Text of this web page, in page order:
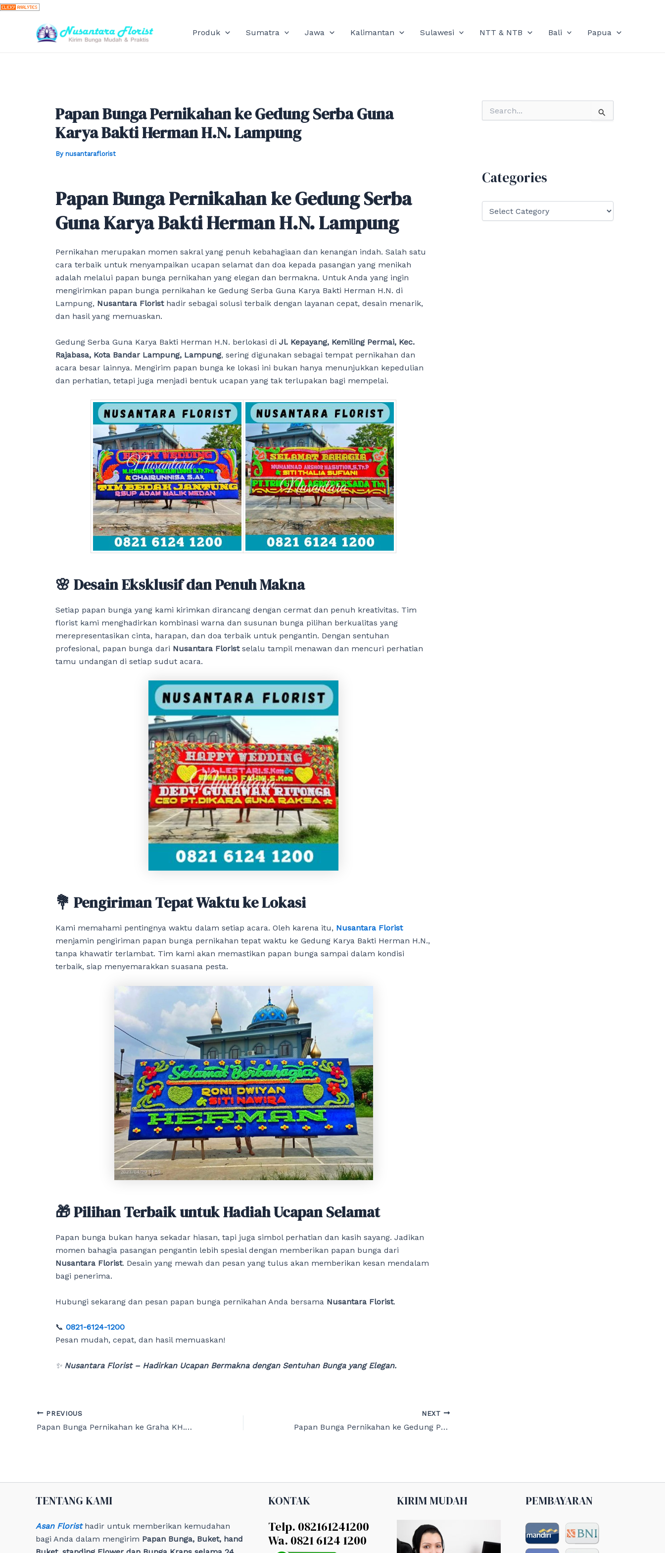
Skip
content
Produk Sumatra Jawa Kalimantan Sulawesi NTT & NTB Bali Papua
Papan Bunga Pernikahan ke Gedung Serba Guna
Karya Bakti Herman H.N. Lampung
By nusantaraflorist
Papan Bunga Pernikahan ke Gedung Serba
Guna Karya Bakti Herman H.N. Lampung
Pernikahan merupakan momen sakral yang penuh kebahagiaan dan kenangan indah. Salah satu
cara terbaik untuk menyampaikan ucapan selamat dan doa kepada pasangan yang menikah
adalah melalui papan bunga pernikahan yang elegan dan bermakna. Untuk Anda yang ingin
mengirimkan papan bunga pernikahan ke Gedung Serba Guna Karya Bakti Herman H.N. di
Lampung, Nusantara Floristhadir sebagai solusi terbaik dengan layanan cepat, desain menarik,
dan hasil yang memuaskan.
Gedung Serba Guna Karya Bakti Herman H.N. berlokasi di Jl. Kepayang, Kemiling Permai, Kec.
Rajabasa, Kota Bandar Lampung, Lampung, sering digunakan sebagai tempat pernikahan dan
acara besar lainnya. Mengirim papan bunga ke lokasi ini bukan hanya menunjukkan kepedulian
dan perhatian, tetapi juga menjadi bentuk ucapan yang tak terlupakan bagi mempelai.
🌸 Desain Eksklusif dan Penuh Makna
Setiap papan bunga yang kami kirimkan dirancang dengan cermat dan penuh kreativitas. Tim
florist kami menghadirkan kombinasi warna dan susunan bunga pilihan berkualitas yang
merepresentasikan cinta, harapan, dan doa terbaik untuk pengantin. Dengan sentuhan
profesional, papan bunga dari Nusantara Floristselalu tampil menawan dan mencuri perhatian
tamu undangan di setiap sudut acara.
💐 Pengiriman Tepat Waktu ke Lokasi
Kami memahami pentingnya waktu dalam setiap acara. Oleh karena itu, Nusantara Florist
menjamin pengiriman papan bunga pernikahan tepat waktu ke Gedung Karya Bakti Herman H.N.,
tanpa khawatir terlambat. Tim kami akan memastikan papan bunga sampai dalam kondisi
terbaik, siap menyemarakkan suasana pesta.
🎁 Pilihan Terbaik untuk Hadiah Ucapan Selamat
Papan bunga bukan hanya sekadar hiasan, tapi juga simbol perhatian dan kasih sayang. Jadikan
momen bahagia pasangan pengantin lebih spesial dengan memberikan papan bunga dari
Nusantara Florist. Desain yang mewah dan pesan yang tulus akan memberikan kesan mendalam
bagi penerima.
Hubungi sekarang dan pesan papan bunga pernikahan Anda bersama Nusantara Florist.
📞 0821-6124-1200
Pesan mudah, cepat, dan hasil memuaskan!
✨ Nusantara Florist – Hadirkan Ucapan Bermakna dengan Sentuhan Bunga yang Elegan.
Post
navigation
PREVIOUS
Papan Bunga Pernikahan ke Graha KH. Ahmad Dahlan UMPRI Lampung
NEXT
Papan Bunga Pernikahan ke Gedung PKK Lampung
o
Categories
TENTANG KAMI
Asan Floristhadir untuk memberikan kemudahan
bagi Anda dalam mengirim Papan Bunga, Buket, hand
KONTAK
Telp. 082161241200
Wa. 0821 6124 1200
KIRIM MUDAH PEMBAYARAN